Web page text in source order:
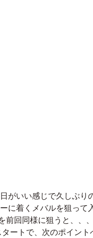
がいい感じで久しぶ
に着くメバルを狙っ
回同様に狙うと、
ートで、次のポイン